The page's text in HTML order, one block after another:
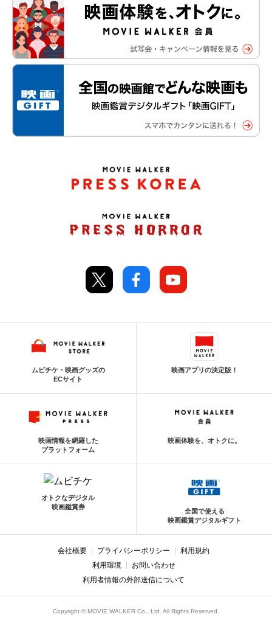
ムビチケ・映画グッズの
ECサイト
映画アプリの決定版！
映画情報を網羅した
プラットフォーム
映画体験を、オトクに。
オトクなデジタル
映画鑑賞券
全国で使える
映画鑑賞デジタルギフト
会社概要 プライバシーポリシー
利用規約
利用環境
お問い合わせ
利用者情報の外部送信について
Copyright © MOVIE WALKER Co., Ltd. All Rights Reserved.